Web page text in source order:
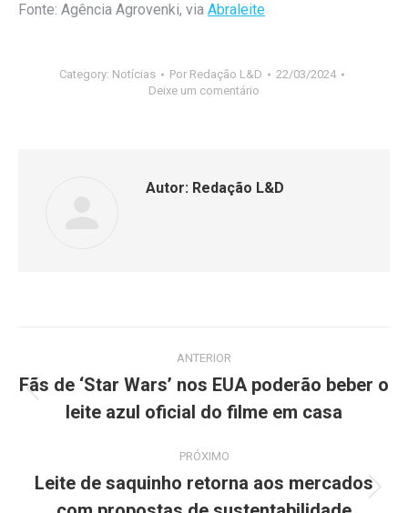
Fonte: Agência Agrovenki, via Abraleite
Category: Notícias Por Redação L&D
22/03/2024
Deixe um comentário
Autor: Redação L&D
ANTERIOR
Fãs de ‘Star Wars’ nos EUA poderão beber o
leite azul oficial do filme em casa
PRÓXIMO
Leite de saquinho retorna aos mercados